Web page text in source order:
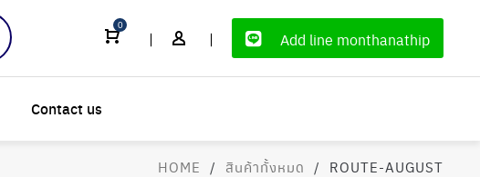
0
| | Add line monthanathip
Contact us
HOME / สินค้าทั้งหมด / ROUTE-AUGUST